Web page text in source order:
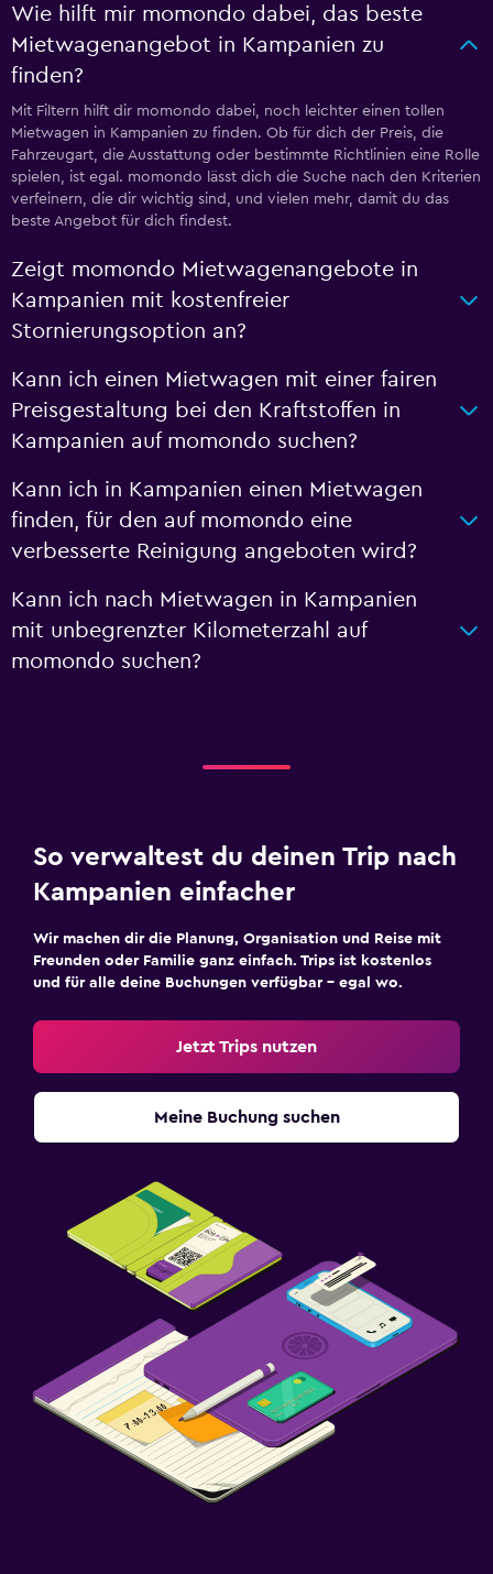
Wie hilft mir momondo dabei, das beste
Mietwagenangebot in Kampanien zu
finden?
Mit Filtern hilft dir momondo dabei, noch leichter einen tollen
Mietwagen in Kampanien zu finden. Ob für dich der Preis, die
Fahrzeugart, die Ausstattung oder bestimmte Richtlinien eine Rolle
spielen, ist egal. momondo lässt dich die Suche nach den Kriterien
verfeinern, die dir wichtig sind, und vielen mehr, damit du das
beste Angebot für dich findest.
Zeigt momondo Mietwagenangebote in
Kampanien mit kostenfreier
Stornierungsoption an?
Kann ich einen Mietwagen mit einer fairen
Preisgestaltung bei den Kraftstoffen in
Kampanien auf momondo suchen?
Kann ich in Kampanien einen Mietwagen
finden, für den auf momondo eine
verbesserte Reinigung angeboten wird?
Kann ich nach Mietwagen in Kampanien
mit unbegrenzter Kilometerzahl auf
momondo suchen?
So verwaltest du deinen Trip nach
Kampanien einfacher
Wir machen dir die Planung, Organisation und Reise mit
Freunden oder Familie ganz einfach. Trips ist kostenlos
und für alle deine Buchungen verfügbar – egal wo.
Jetzt Trips nutzen
Meine Buchung suchen